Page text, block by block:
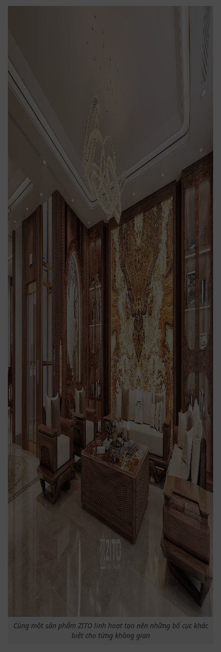
Cùng một sản phẩm ZITO linh hoạt tạo nên những bố cục khác
biệt cho từng không gian